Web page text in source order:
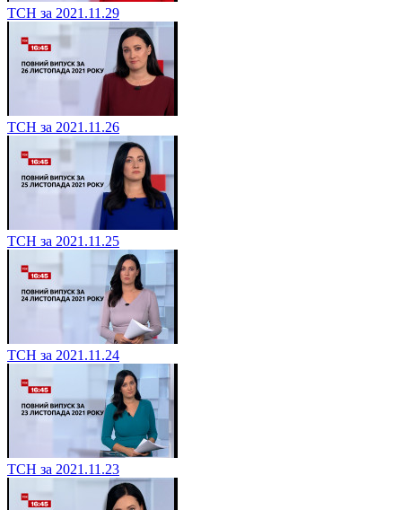
ТСН за 2021.11.29
ТСН за 2021.11.26
ТСН за 2021.11.25
ТСН за 2021.11.24
ТСН за 2021.11.23